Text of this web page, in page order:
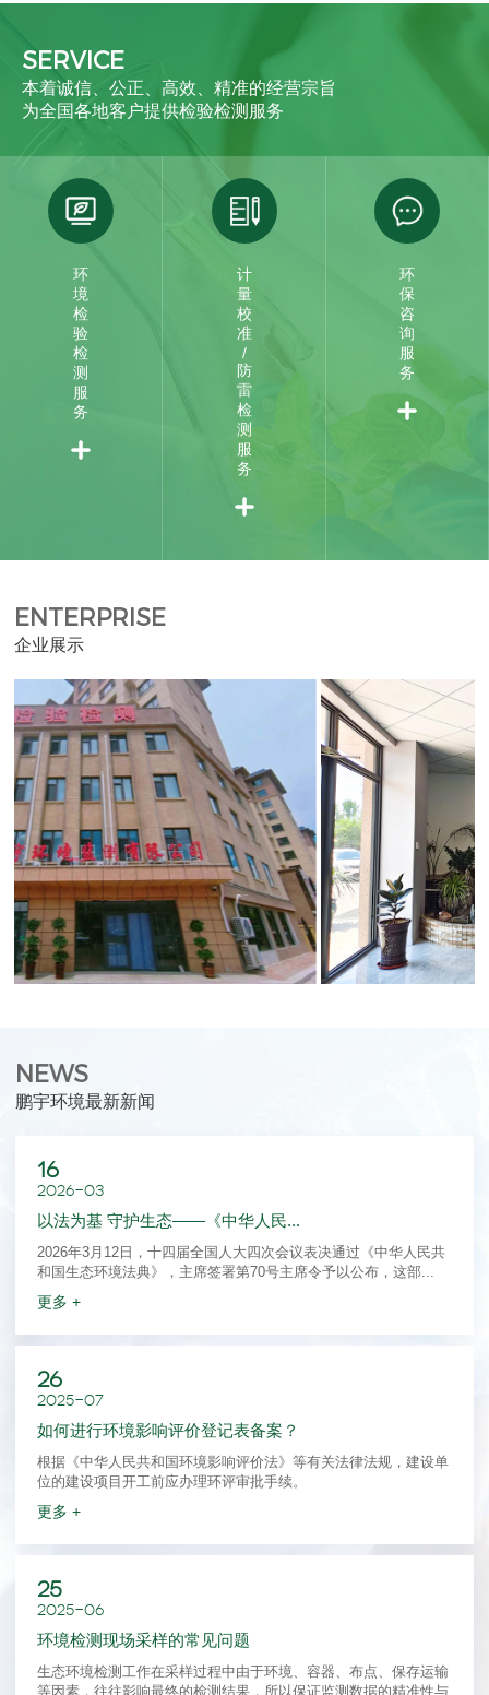
SERVICE
本着诚信、公正、高效、精准的经营宗旨
为全国各地客户提供检验检测服务
环
境
检
验
检
测
服
务
计
量
校
准
/
防
雷
检
测
服
务
环
保
咨
询
服
务
ENTERPRISE
企业展示
NEWS
鹏宇环境最新新闻
16
2026-03
以法为基 守护生态——《中华人民...
2026年3月12日，十四届全国人大四次会议表决通过《中华人民共
和国生态环境法典》，主席签署第70号主席令予以公布，这部...
更多 +
26
2025-07
如何进行环境影响评价登记表备案？
根据《中华人民共和国环境影响评价法》等有关法律法规，建设单
位的建设项目开工前应办理环评审批手续。
更多 +
25
2025-06
环境检测现场采样的常见问题
生态环境检测工作在采样过程中由于环境、容器、布点、保存运输
等因素，往往影响最终的检测结果，所以保证监测数据的精准性与